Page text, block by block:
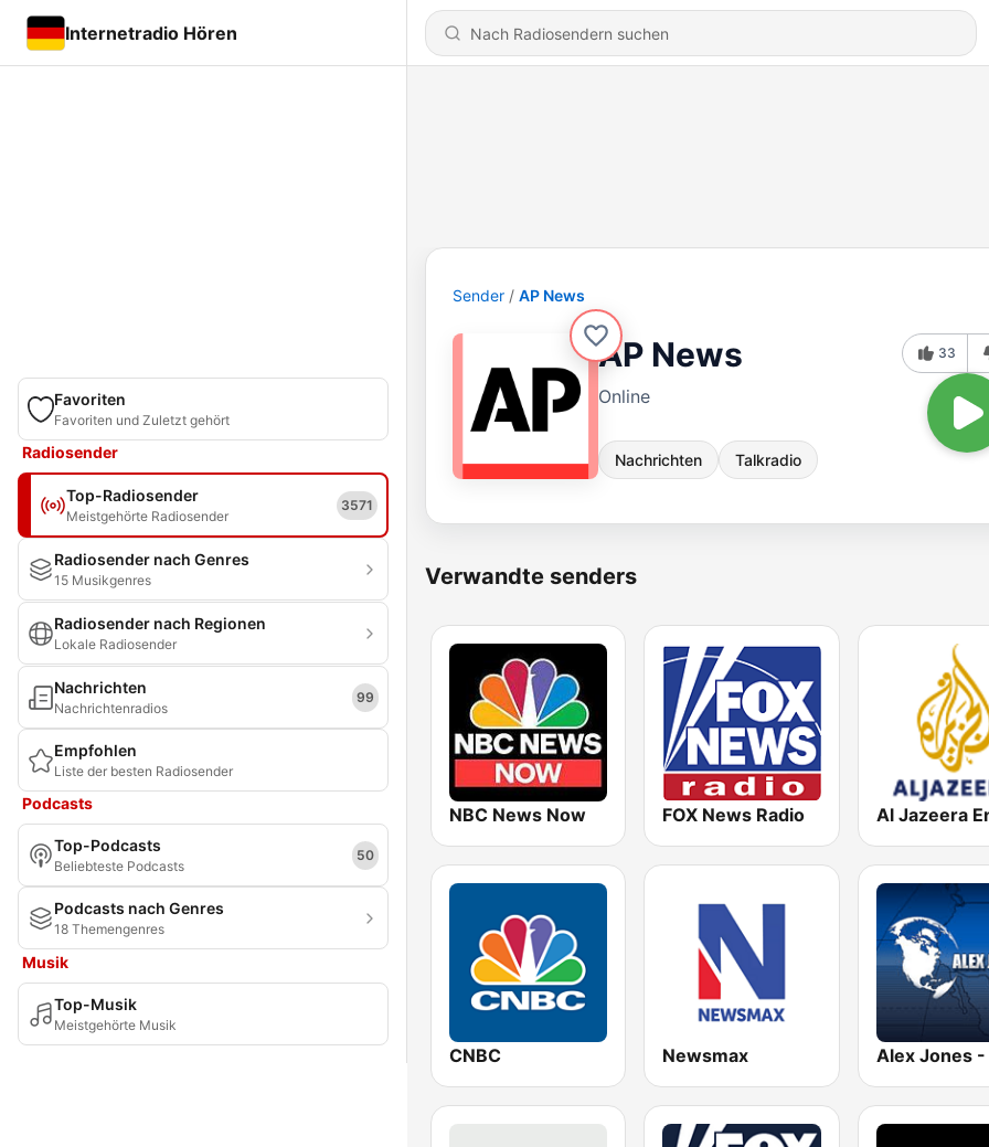
Internetradio Hören
Favoriten
Favoriten und Zuletzt gehört
Radiosender
Top-Radiosender
Meistgehörte Radiosender
3571
Radiosender nach Genres
15 Musikgenres
Radiosender nach Regionen
Lokale Radiosender
Nachrichten
Nachrichtenradios
99
Empfohlen
Liste der besten Radiosender
Podcasts
Top-Podcasts
Beliebteste Podcasts
50
Podcasts nach Genres
18 Themengenres
Musik
Top-Musik
Meistgehörte Musik
Sender AP News
AP News
Online
Nachrichten Talkradio
33
Verwandte senders
NBC News Now FOX News Radio
CNBC Newsmax